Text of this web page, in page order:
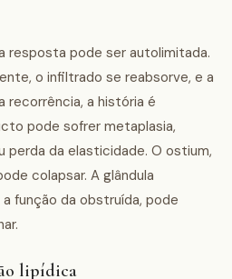
resposta pode ser autolimitada.
o infiltrado se reabsorve, e a
recorrência, a história é
pode sofrer metaplasia,
perda da elasticidade. O ostium,
colapsar. A glândula
função da obstruída, pode
lipídica